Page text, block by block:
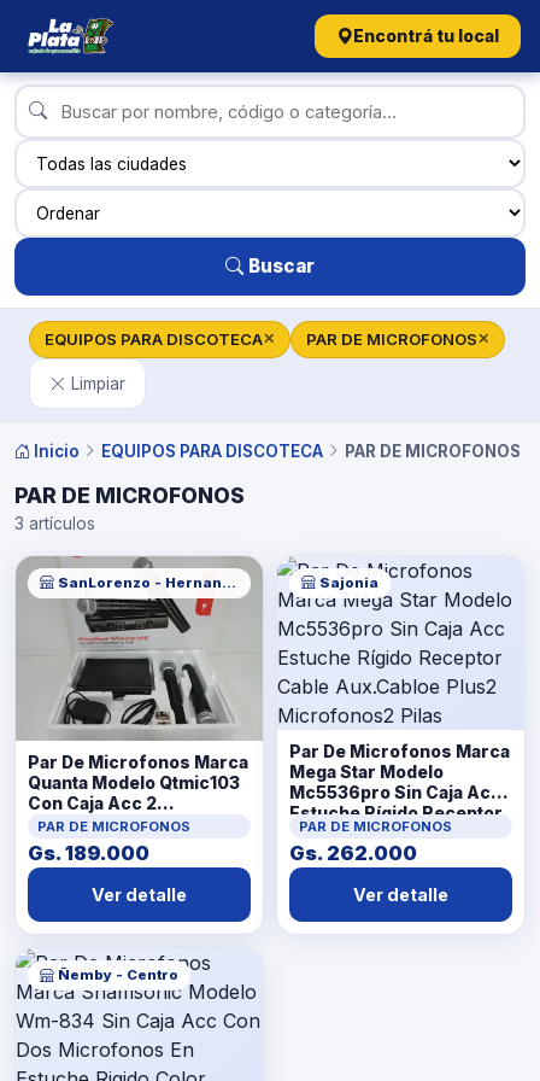
Encontrá tu local
Buscar
EQUIPOS PARA DISCOTECA✕ PAR DE MICROFONOS✕
Limpiar
Inicio EQUIPOS PARA DISCOTECA PAR DE MICROFONOS
PAR DE MICROFONOS
3 artículos
SanLorenzo - Hernandarias
Par De Microfonos Marca
Quanta Modelo Qtmic103
Con Caja Acc 2
MicrofonosReceptor De
SeñalCable
BananaCargador
PAR DE MICROFONOS
Gs. 189.000
Ver detalle
Sajonia
Par De Microfonos Marca
Mega Star Modelo
Mc5536pro Sin Caja Acc
Estuche Rígido Receptor
Cable Aux.Cabloe Plus2
Microfonos2 Pilas
PAR DE MICROFONOS
Gs. 262.000
Ver detalle
Ñemby - Centro